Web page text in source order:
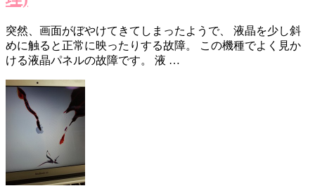
突然、画面がぼやけてきてしまったようで、 液晶を少し斜
めに触ると正常に映ったりする故障。 この機種でよく見か
ける液晶パネルの故障です。 液 …